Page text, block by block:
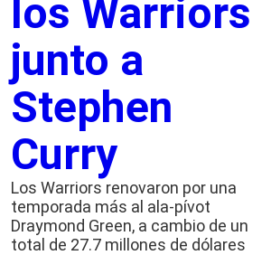
los Warriors
junto a
Stephen
Curry
Los Warriors renovaron por una
temporada más al ala-pívot
Draymond Green, a cambio de un
total de 27.7 millones de dólares